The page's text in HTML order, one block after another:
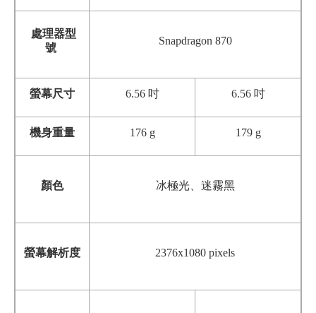
處理器型
號
Snapdragon 870
螢幕尺寸 6.56 吋 6.56 吋
機身重量 176 g 179 g
顏色 冰極光、迷霧黑
螢幕解析度 2376x1080 pixels